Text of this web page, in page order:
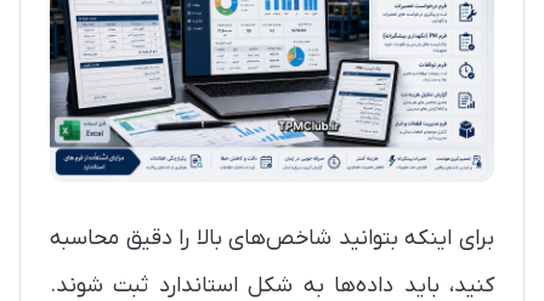
برای اینکه بتوانید شاخص‌های بالا را دقیق محاسبه
کنید، باید داده‌ها به شکل استاندارد ثبت شوند.